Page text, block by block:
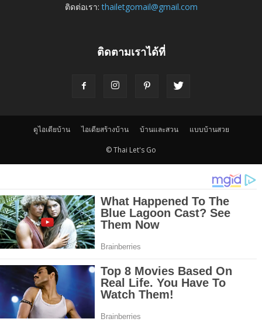
ติดต่อเรา:thailetgomail@gmail.com
ติดตามเราได้ที่
ดูไอเดียบ้าน ไอเดียสร้างบ้าน บ้านและสวน แบบบ้านสวย
© Thai Let's Go